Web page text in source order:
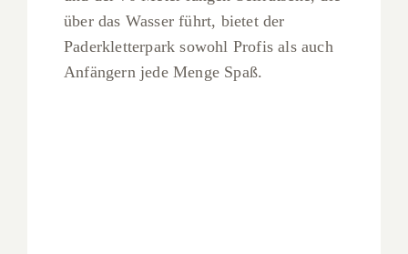
über das Wasser führt, bietet der
Paderkletterpark sowohl Profis als auch
Anfängern jede Menge Spaß.